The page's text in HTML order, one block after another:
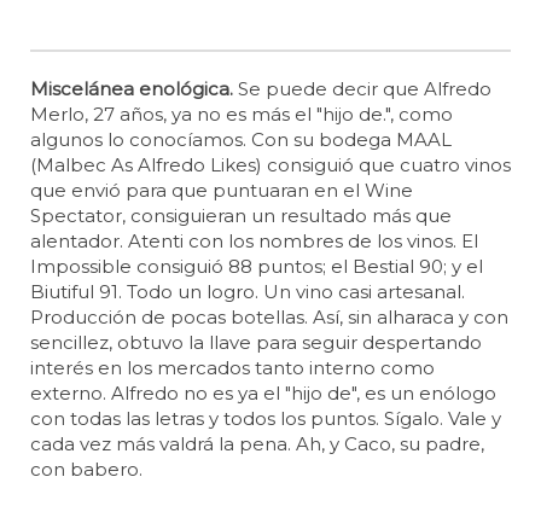
Miscelánea enológica. Se puede decir que Alfredo
Merlo, 27 años, ya no es más el "hijo de.", como
algunos lo conocíamos. Con su bodega MAAL
(Malbec As Alfredo Likes) consiguió que cuatro vinos
que envió para que puntuaran en el Wine
Spectator, consiguieran un resultado más que
alentador. Atenti con los nombres de los vinos. El
Impossible consiguió 88 puntos; el Bestial 90; y el
Biutiful 91. Todo un logro. Un vino casi artesanal.
Producción de pocas botellas. Así, sin alharaca y con
sencillez, obtuvo la llave para seguir despertando
interés en los mercados tanto interno como
externo. Alfredo no es ya el "hijo de", es un enólogo
con todas las letras y todos los puntos. Sígalo. Vale y
cada vez más valdrá la pena. Ah, y Caco, su padre,
con babero.